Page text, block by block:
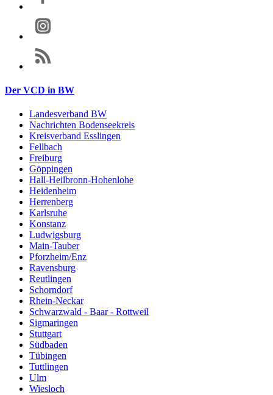
Der VCD in BW
Landesverband BW
Nachrichten Bodenseekreis
Kreisverband Esslingen
Fellbach
Freiburg
Göppingen
Hall-Heilbronn-Hohenlohe
Heidenheim
Herrenberg
Karlsruhe
Konstanz
Ludwigsburg
Main-Tauber
Pforzheim/Enz
Ravensburg
Reutlingen
Schorndorf
Rhein-Neckar
Schwarzwald - Baar - Rottweil
Sigmaringen
Stuttgart
Südbaden
Tübingen
Tuttlingen
Ulm
Wiesloch